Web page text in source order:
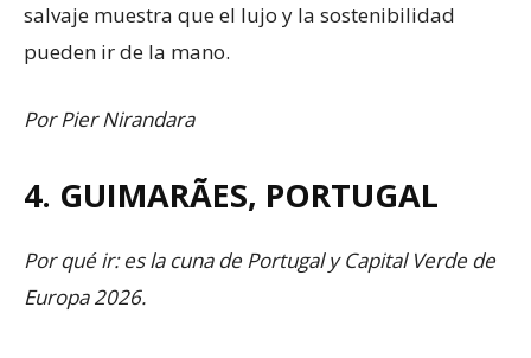
salvaje muestra que el lujo y la sostenibilidad
pueden ir de la mano.
Por Pier Nirandara
4. GUIMARÃES, PORTUGAL
Por qué ir: es la cuna de Portugal y Capital Verde de
Europa 2026.